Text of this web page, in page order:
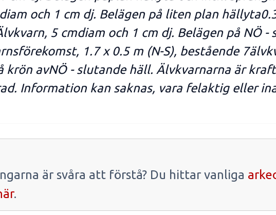
och 1 cm dj. Belägen på liten plan
5 cmdiam och 1 cm dj. Belägen på NÖ
1.7 x 0.5 m (N-S), bestående
krön avNÖ - slutande häll. Älvkvarnarna är
Information kan saknas, vara felaktig eller
är svåra att förstå? Du hittar vanliga
.